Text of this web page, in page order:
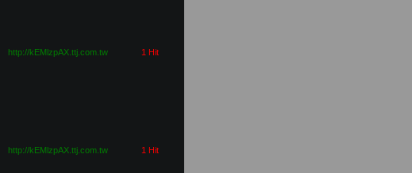
http://kEMlzpAX.ttj.com.tw 1 Hit
http://kEMlzpAX.ttj.com.tw 1 Hit